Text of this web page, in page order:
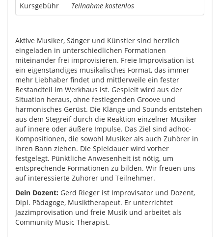
Kursgebühr
Teilnahme kostenlos
Aktive Musiker, Sänger und Künstler sind herzlich
eingeladen in unterschiedlichen Formationen
miteinander frei improvisieren. Freie Improvisation ist
ein eigenständiges musikalisches Format, das immer
mehr Liebhaber findet und mittlerweile ein fester
Bestandteil im Werkhaus ist. Gespielt wird aus der
Situation heraus, ohne festlegenden Groove und
harmonisches Gerüst. Die Klänge und Sounds entstehen
aus dem Stegreif durch die Reaktion einzelner Musiker
auf innere oder äußere Impulse. Das Ziel sind adhoc-
Kompositionen, die sowohl Musiker als auch Zuhörer in
ihren Bann ziehen. Die Spieldauer wird vorher
festgelegt. Pünktliche Anwesenheit ist nötig, um
entsprechende Formationen zu bilden. Wir freuen uns
auf interessierte Zuhörer und Teilnehmer.
Dein Dozent: Gerd Rieger ist Improvisator und Dozent,
Dipl. Pädagoge, Musiktherapeut. Er unterrichtet
Jazzimprovisation und freie Musik und arbeitet als
Community Music Therapist.